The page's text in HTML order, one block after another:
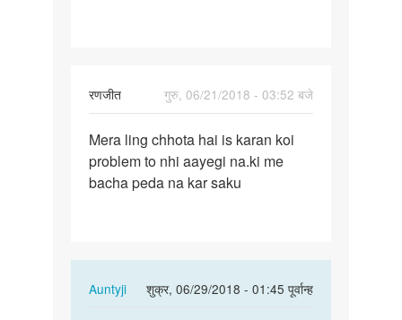
रणजीत
गुरु, 06/21/2018 - 03:52 बजे
Mera
ling
chhota
Mera ling chhota hai is karan koi
problem to nhi aayegi na.ki me
bacha peda na kar saku
Auntyji
शुक्र, 06/29/2018 - 01:45 पूर्वान्ह
In